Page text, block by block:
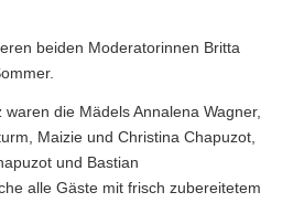
beiden Moderatorinnen Britta
die Mädels Annalena Wagner,
Maizie und Christina Chapuzot,
und Bastian
alle Gäste mit frisch zubereitetem